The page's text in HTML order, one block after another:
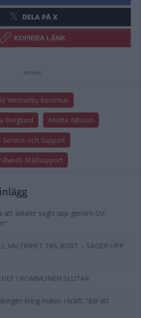
DELA PÅ X
KOPIERA LÄNK
Annons:
Vimmerby kommun
Berglund Anette Nilsson
Service och Support
Städsupport
att avtalet sagts upp genom DV:
VALFRIHET TAS BORT – SÄGER UPP
I KOMMUNEN SLUTAR
kring maten i kraft: "Blir ett